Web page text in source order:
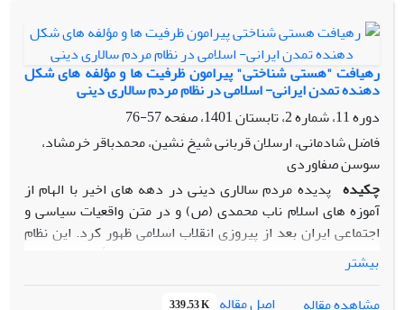
رهیافت "هستی شناختی" پیرامون ظرفیت ها و مؤلفه های شکل
دهنده تمدن ایرانی- اسلامی در نظام مردم سالاری دینی
دوره 11، شماره 2، تابستان 1401، صفحه
57-76
فاضل شادمانی، ارسلان قربانی شیخ نشین، محمدباقر خرمشاد،
سوسن صفاوردی
چکیده پدیده مردم سالاری دینی در دهه های اخیر با الهام از
آموزه های اسلام ناب محمدی (ص) و در متن واقعیات سیاسی و
اجتماعی ایران بعد از پیروزی انقلاب اسلامی ظهور کرد. این نظام
سیاسی جدید بعلت بدیع و بی سابقه بودن مورد تأمل متفکران و
نظریه پردازان حوزه های مختلف علوم انسانی قرار گرفته و از زوایا
و ابعاد گوناگون بدان نگریسته شد. اکنون با طرح ایده الگوی
بیشتر
مشاهده مقاله
اصل مقاله 339.53 K